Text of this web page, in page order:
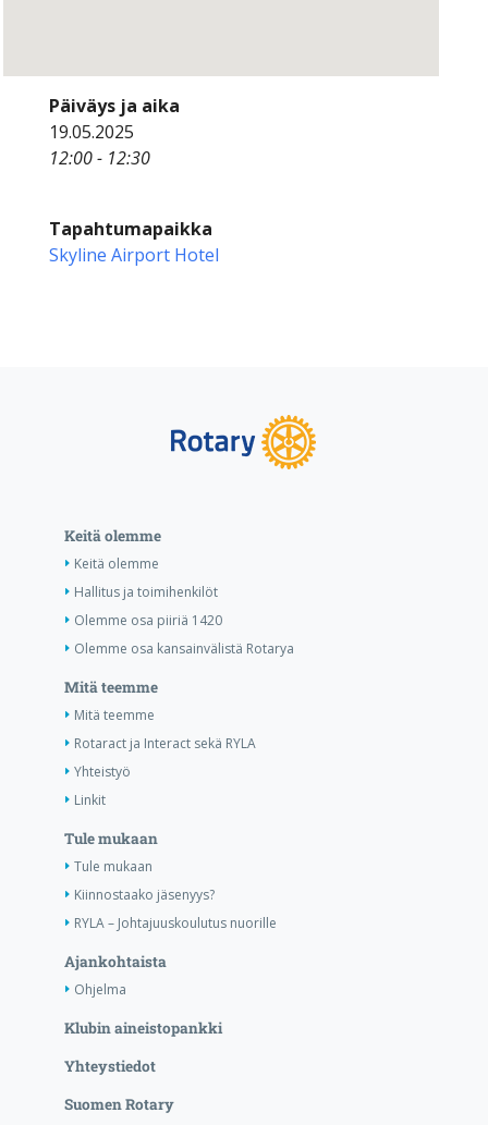
Päiväys ja aika
19.05.2025
12:00 - 12:30
Tapahtumapaikka
Skyline Airport Hotel
Keitä olemme
Keitä olemme
Hallitus ja toimihenkilöt
Olemme osa piiriä 1420
Olemme osa kansainvälistä Rotarya
Mitä teemme
Mitä teemme
Rotaract ja Interact sekä RYLA
Yhteistyö
Linkit
Tule mukaan
Tule mukaan
Kiinnostaako jäsenyys?
RYLA – Johtajuuskoulutus nuorille
Ajankohtaista
Ohjelma
Klubin aineistopankki
Yhteystiedot
Suomen Rotary